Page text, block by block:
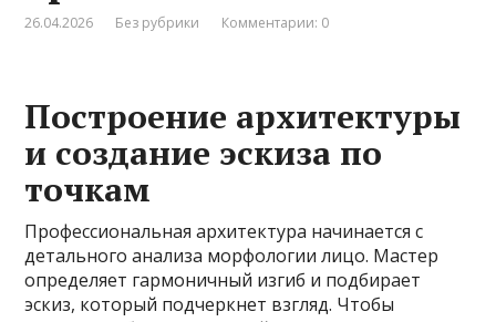
26.04.2026 Без рубрики Комментарии: 0
Построение архитектуры
и создание эскиза по
точкам
Профессиональная архитектура начинается с
детального анализа морфологии лицо. Мастер
определяет гармоничный изгиб и подбирает
эскиз, который подчеркнет взгляд. Чтобы